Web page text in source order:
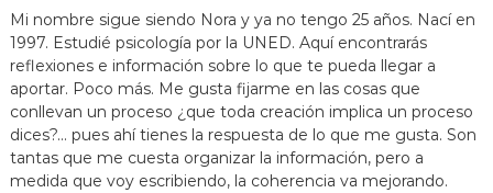
Mi nombre sigue siendo Nora y ya no tengo 25 años. Nací en
1997. Estudié psicología por la UNED. Aquí encontrarás
reflexiones e información sobre lo que te pueda llegar a
aportar. Poco más. Me gusta fijarme en las cosas que
conllevan un proceso ¿que toda creación implica un proceso
dices?... pues ahí tienes la respuesta de lo que me gusta. Son
tantas que me cuesta organizar la información, pero a
medida que voy escribiendo, la coherencia va mejorando.